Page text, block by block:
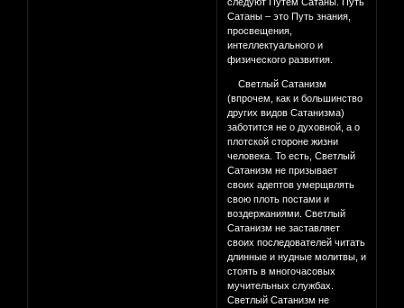
Сатаны – это Путь знания,
просвещения,
интеллектуального и
физического развития.
Светлый Сатанизм
(впрочем, как и большинство
других видов Сатанизма)
заботится не о духовной, а о
плотской стороне жизни
человека. То есть, Светлый
Сатанизм не призывает
своих адептов умерщвлять
свою плоть постами и
воздержаниями. Светлый
Сатанизм не заставляет
своих последователей читать
длинные и нудные молитвы, и
стоять в многочасовых
мучительных службах.
Светлый Сатанизм не